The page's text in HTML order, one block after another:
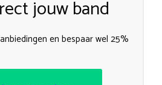
jouw band
en bespaar wel 25%